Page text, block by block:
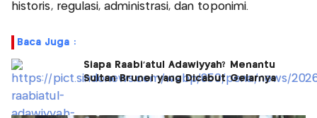
historis, regulasi, administrasi, dan toponimi.
Baca Juga :
Siapa Raabi'atul Adawiyyah? Menantu
Sultan Brunei yang Dicabut Gelarnya